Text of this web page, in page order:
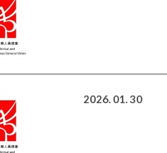
2026. 01. 30